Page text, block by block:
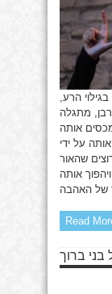
הרע,
מתגלה
אותה
על ידי
שהאור
אותה
Read
ברוך